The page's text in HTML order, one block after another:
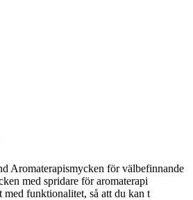
Aromaterapismycken för välbefinnande
med spridare för aromaterapi
med funktionalitet, så att du kan t